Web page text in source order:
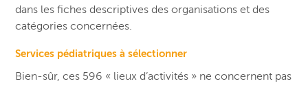
dans les fiches descriptives des organisations et des
catégories concernées.
Services pédiatriques à sélectionner
Bien-sûr, ces 596 « lieux d’activités » ne concernent pas